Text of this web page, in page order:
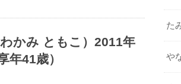
かみ ともこ）2011年
年41歳）
た
や